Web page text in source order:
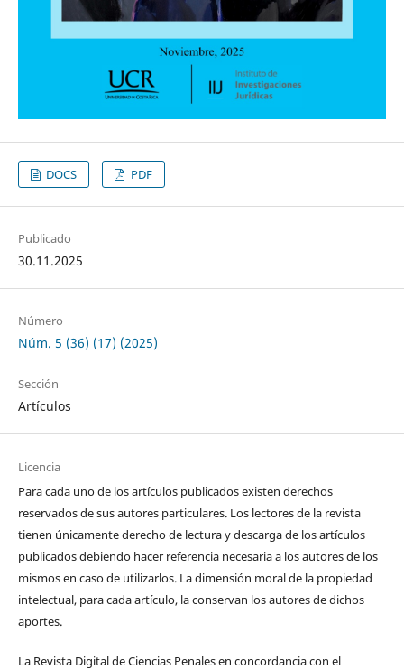
DOCS PDF
Publicado
30.11.2025
Número
Núm. 5 (36) (17) (2025)
Sección
Artículos
Licencia
Para cada uno de los artículos publicados existen derechos
reservados de sus autores particulares. Los lectores de la revista
tienen únicamente derecho de lectura y descarga de los artículos
publicados debiendo hacer referencia necesaria a los autores de los
mismos en caso de utilizarlos. La dimensión moral de la propiedad
intelectual, para cada artículo, la conservan los autores de dichos
aportes.
La Revista Digital de Ciencias Penales en concordancia con el